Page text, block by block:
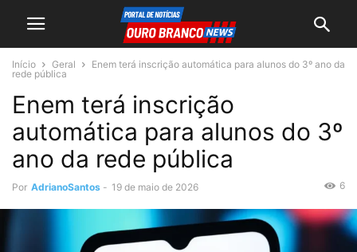
Início Geral
Enem terá inscrição automática para alunos do 3º ano da
rede pública
Enem terá inscrição
automática para alunos do 3º
ano da rede pública
Por AdrianoSantos - 19 de maio de 2026 6